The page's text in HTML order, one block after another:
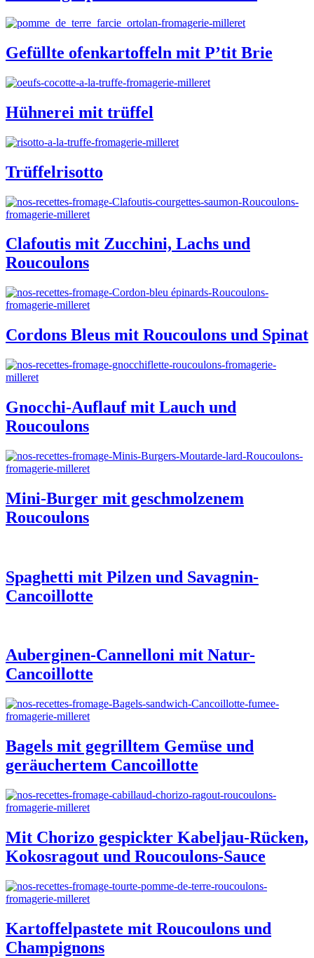
Gefüllte ofenkartoffeln mit P’tit Brie
Hühnerei mit trüffel
Trüffelrisotto
Clafoutis mit Zucchini, Lachs und
Roucoulons
Cordons Bleus mit Roucoulons und Spinat
Gnocchi-Auflauf mit Lauch und
Roucoulons
Mini-Burger mit geschmolzenem
Roucoulons
Spaghetti mit Pilzen und Savagnin-
Cancoillotte
Auberginen-Cannelloni mit Natur-
Cancoillotte
Bagels mit gegrilltem Gemüse und
geräuchertem Cancoillotte
Mit Chorizo gespickter Kabeljau-Rücken,
Kokosragout und Roucoulons-Sauce
Kartoffelpastete mit Roucoulons und
Champignons